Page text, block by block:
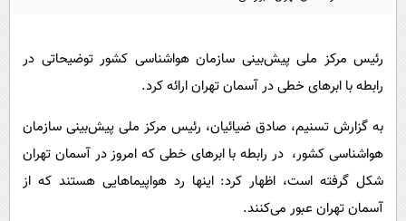
سلامت
رئیس مرکز ملی پیش‌بینی سازمان هواشناسی کشور توضیحاتی در
رابطه با ابرهای خطی در آسمان تهران ارائه کرد.
به گزارش تسنیم، صادق ضیائیان، رئیس مرکز ملی پیش‌بینی سازمان
هواشناسی کشور، در رابطه با ابرهای خطی که امروز در آسمان تهران
شکل گرفته است، اظهار کرد: اینها رد هواپیماهایی هستند که از
آسمان تهران عبور می‌کنند.